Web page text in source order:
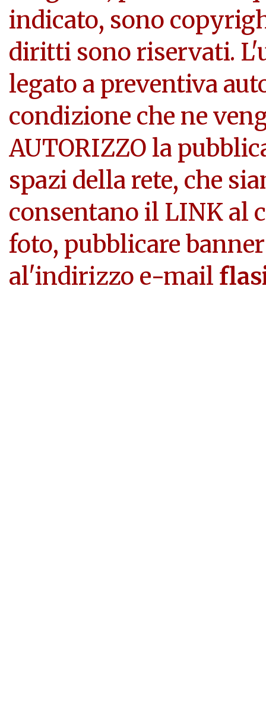
indicato, sono
diritti sono riservati.
legato a preventiva
condizione che ne
AUTORIZZO la
spazi della rete, che
consentano il LINK al
foto, pubblicare
al'indirizzo e-mail